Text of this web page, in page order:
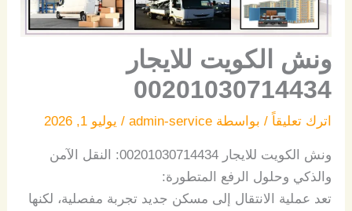
ونش الكويت للايجار
00201030714434
اترك تعليقاً / بواسطة admin-service
/ يوليو 1, 2026
ونش الكويت للايجار 00201030714434: النقل
الآمن
والذكي وحلول الرفع المتطورة:
تعد عملية الانتقال إلى مسكن جديد تجربة مفصلية، لكنها